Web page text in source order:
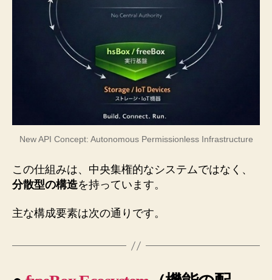
New API Concept: Autonomous Permissionless Infrastructure
この仕組みは、中央集権的なシステムではなく、
分散型の構造を持っています。
主な構成要素は次の通りです。